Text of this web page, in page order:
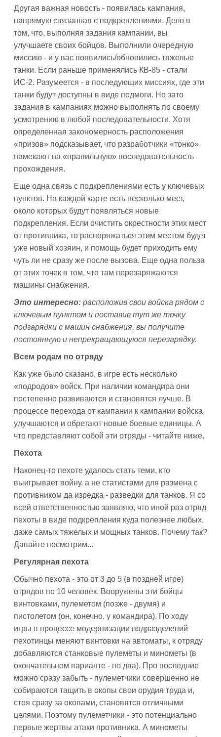
Другая важная новость - появилась кампания,
напрямую связанная с подкреплениями. Дело в
том, что, выполняя задания кампании, вы
улучшаете своих бойцов. Выполнили очередную
миссию - и у вас появились/обновились тяжелые
танки. Если раньше применялись КВ-85 - стали
ИС-2. Разумеется - в последующих миссиях, где эти
танки будут доступны в виде подмоги. Но зато
задания в кампаниях можно выполнять по своему
усмотрению в любой последовательности. Хотя
определенная закономерность расположения
«призов» подсказывает, что разработчики «тонко»
намекают на «правильную» последовательность
прохождения.
Еще одна связь с подкреплениями есть у ключевых
пунктов. На каждой карте есть несколько мест,
около которых будут появляться новые
подкрепления. Если очистить окрестности этих мест
от противника, то распоряжаться этим местом будет
уже новый хозяин, и помощь будет приходить ему
чуть ли не сразу же после вызова. Еще одна польза
от этих точек в том, что там перезаряжаются
машины снабжения.
Это интересно: расположив свои войска рядом с
ключевым пунктом и поставив тут же точку
подзарядки с машин снабжения, вы получите
постоянную и непрекращающуюся перезарядку.
Всем родам по отряду
Как уже было сказано, в игре есть несколько
«подродов» войск. При наличии командира они
постепенно развиваются и становятся лучше. В
процессе перехода от кампании к кампании войска
улучшаются и обретают новые боевые единицы. А
что представляют собой эти отряды - читайте ниже.
Пехота
Наконец-то пехоте удалось стать теми, кто
выигрывает войну, а не статистами для размена с
противником да изредка - разведки для танков. Я со
всей ответственностью заявляю, что иной раз отряд
пехоты в виде подкрепления куда полезнее любых,
даже самых тяжелых и мощных танков. Почему так?
Давайте посмотрим...
Регулярная пехота
Обычно пехота - это от 3 до 5 (в поздней игре)
отрядов по 10 человек. Вооружены эти бойцы
винтовками, пулеметом (позже - двумя) и
пистолетом (он, конечно, у командира). По ходу
игры в процессе модернизации подразделений
пехотинцы меняют винтовки на автоматы, к отряду
добавляются станковые пулеметы и минометы (в
окончательном варианте - по два). Про последние
можно сразу забыть - пулеметчики совершенно не
собираются тащить в окопы свои орудия труда и,
стоя сразу за окопами, становятся отличными
целями. Поэтому пулеметчики - это потенциально
первые жертвы атаки противника. А минометы